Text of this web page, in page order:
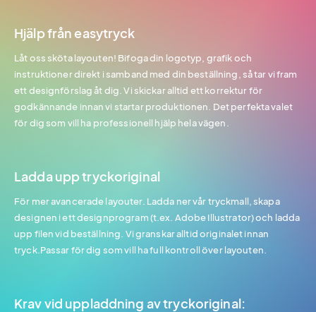
Hjälp från easytryck
Låt oss sköta layouten! Bifoga din logotyp, grafik och
instruktioner direkt i samband med din beställning, så tar vi fram
ett designförslag åt dig. Vi skickar alltid ett korrektur för
godkännande innan vi startar produktionen. Det perfekta valet
för dig som vill ha professionell hjälp hela vägen.
Ladda upp tryckoriginal
För mer avancerade layouter. Ladda ner vår tryckmall, skapa
designen i ett designprogram (t.ex. Adobe Illustrator) och ladda
upp filen vid beställning. Vi granskar alltid originalet innan
tryck.Passar för dig som vill ha full kontroll över layouten.
Krav vid uppladdning av tryckoriginal: